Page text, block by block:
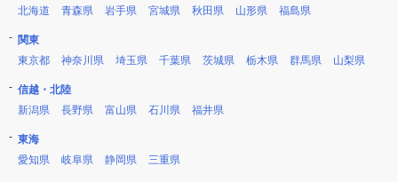
北海道
青森県 岩手県 宮城県 秋田県 山形県 福島県
関東
東京都
神奈川県 埼玉県 千葉県 茨城県 栃木県 群馬県 山梨県
信越・北陸
新潟県
長野県 富山県 石川県 福井県
東海
愛知県
岐阜県 静岡県 三重県